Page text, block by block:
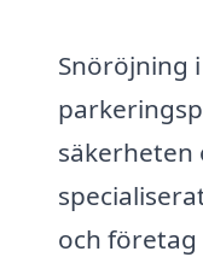
Snöröjning
säkerheten
och